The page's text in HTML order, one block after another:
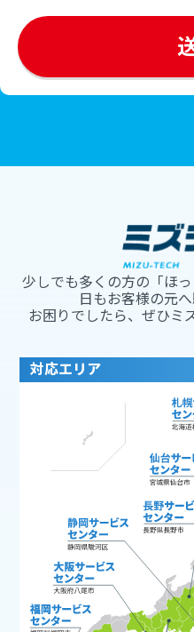
少しでも多くの方の「ほ
日もお客様の元へ
お困りでしたら、ぜひミ
対応エリア